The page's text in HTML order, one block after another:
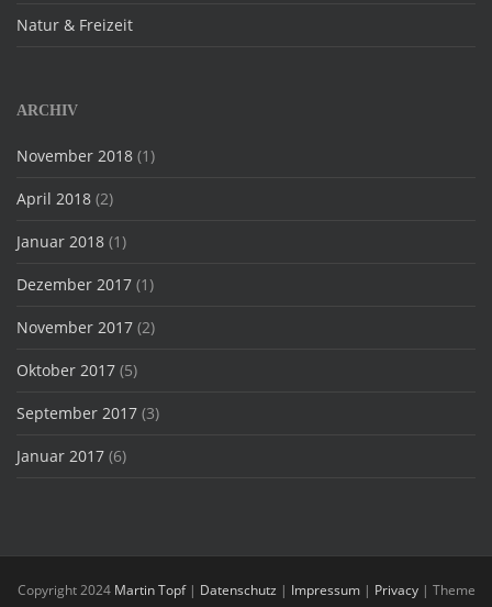
Natur & Freizeit
ARCHIV
November 2018 (1)
April 2018 (2)
Januar 2018 (1)
Dezember 2017 (1)
November 2017 (2)
Oktober 2017 (5)
September 2017 (3)
Januar 2017 (6)
Copyright 2024 Martin Topf| Datenschutz | Impressum| Privacy| Theme